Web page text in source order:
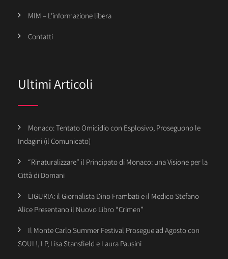
MIM – L’informazione libera
Contatti
Ultimi Articoli
Monaco: Tentato Omicidio con Esplosivo, Proseguono le
Indagini (il Comunicato)
“Rinaturalizzare” il Principato di Monaco: una Visione per la
Città di Domani
LIGURIA: il Giornalista Dino Frambati e il Medico Stefano
Alice Presentano il Nuovo Libro “Crimen”
Il Monte Carlo Summer Festival Prosegue ad Agosto con
SOUL!, LP, Lisa Stansfield e Laura Pausini